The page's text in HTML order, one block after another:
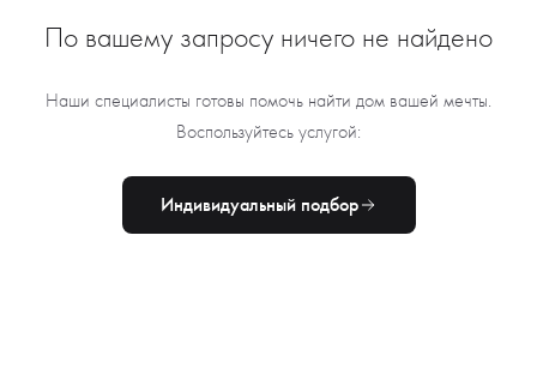
По вашему запросу ничего не найдено
Наши специалисты готовы помочь найти дом вашей мечты.
Воспользуйтесь услугой:
Индивидуальный подбор